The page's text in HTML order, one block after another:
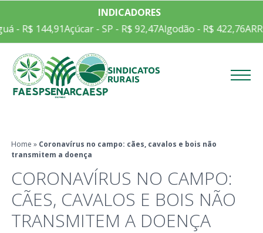
INDICADORES
- R$ 144,91Açúcar - SP - R$ 92,47Algodão - R$ 422,76
Home » Coronavírus no campo: cães, cavalos e bois não
transmitem a doença
CORONAVÍRUS NO CAMPO:
CÃES, CAVALOS E BOIS NÃO
TRANSMITEM A DOENÇA